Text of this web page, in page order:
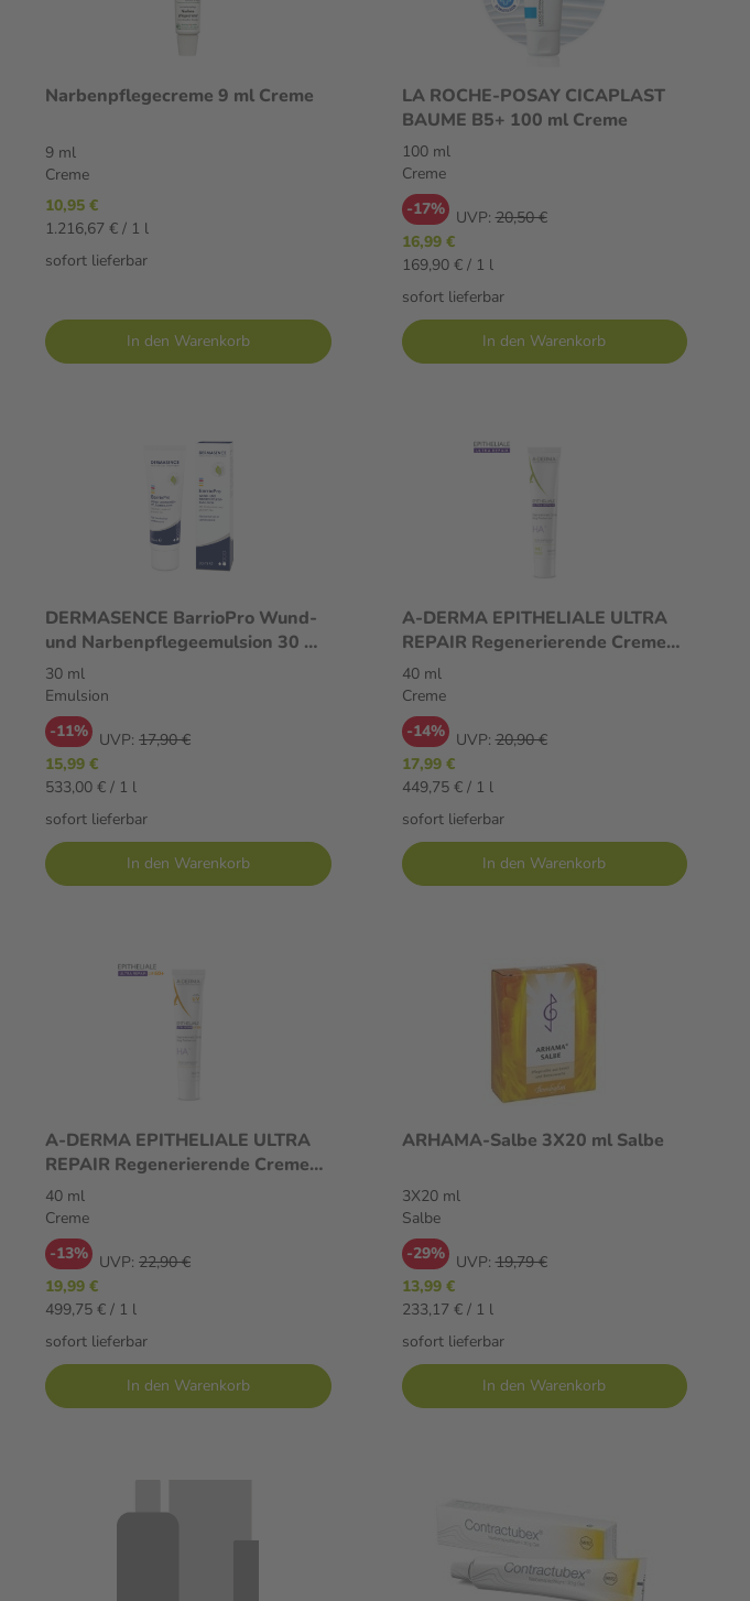
Narbenpflegecreme 9 ml Creme
9 ml
Creme
10,95 €
1.216,67 € / 1 l
sofort lieferbar
In den Warenkorb
LA ROCHE-POSAY CICAPLAST
BAUME B5+ 100 ml Creme
100 ml
Creme
-17%
UVP: 20,50 €
16,99 €
169,90 € / 1 l
sofort lieferbar
In den Warenkorb
DERMASENCE BarrioPro Wund-
und Narbenpflegeemulsion 30 ml
Emulsion
30 ml
Emulsion
-11% UVP: 17,90 €
15,99 €
533,00 € / 1 l
sofort lieferbar
In den Warenkorb
A-DERMA EPITHELIALE ULTRA
REPAIR Regenerierende Creme
40 ml Creme
40 ml
Creme
-14%
UVP: 20,90 €
17,99 €
449,75 € / 1 l
sofort lieferbar
In den Warenkorb
A-DERMA EPITHELIALE ULTRA
REPAIR Regenerierende Creme
LSF50+ 40 ml Creme
40 ml
Creme
-13% UVP: 22,90 €
19,99 €
499,75 € / 1 l
sofort lieferbar
In den Warenkorb
ARHAMA-Salbe 3X20 ml Salbe
3X20 ml
Salbe
-29%
UVP: 19,79 €
13,99 €
233,17 € / 1 l
sofort lieferbar
In den Warenkorb